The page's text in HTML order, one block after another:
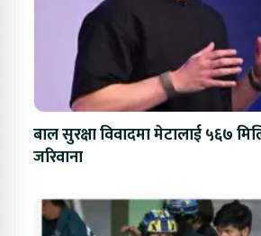
बाल सुरक्षा विवादमा मेटालाई ५६७
जरिवाना